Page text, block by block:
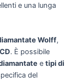
e una lunga
Wolff,
. È possibile
e tipi di
del